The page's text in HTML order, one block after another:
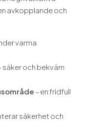
avkopplande och
varma
säker och bekväm
– en fridfull
säkerhet och